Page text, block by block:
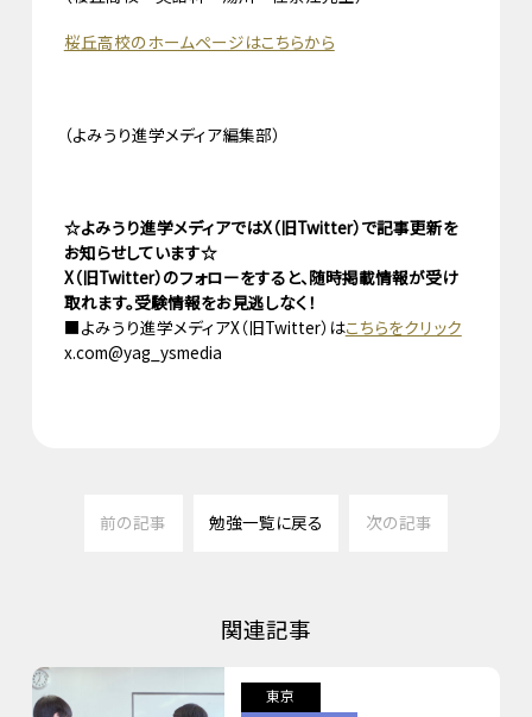
桜丘高校のホームページはこちらから
（よみうり進学メディア編集部）
☆よみうり進学メディアではX（旧Twitter）で記事更新を
お知らせしています☆
X（旧Twitter）のフォローをすると、随時掲載情報が受け
取れます。受験情報をお見逃しなく！
■よみうり進学メディアX（旧Twitter）はこちらをクリック
x.com@yag_ysmedia
前の記事 勉強一覧に戻る 次の記事
関連記事
東京